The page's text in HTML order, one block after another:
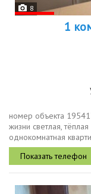
8
1
номер объекта
жизни светлая,
однокомнатная
жилая комната 17
продумано для...